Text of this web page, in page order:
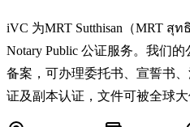
iVC 为MRT Sutthisan（MRT สุ
Notary Public 公证服务。我们
备案，可办理委托书、宣誓书
证及副本认证，文件可被全球大